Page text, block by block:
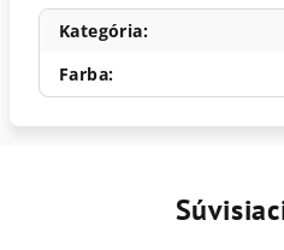
Kategória:
Farba: